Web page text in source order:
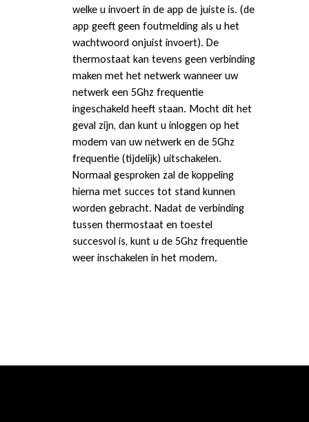
M
welke u invoert in de app de juiste is. (de
app geeft geen foutmelding als u het
wachtwoord onjuist invoert). De
thermostaat kan tevens geen verbinding
maken met het netwerk wanneer uw
netwerk een 5Ghz frequentie
ingeschakeld heeft staan. Mocht dit het
geval zijn, dan kunt u inloggen op het
modem van uw netwerk en de 5Ghz
frequentie (tijdelijk) uitschakelen.
Normaal gesproken zal de koppeling
hierna met succes tot stand kunnen
worden gebracht. Nadat de verbinding
tussen thermostaat en toestel
succesvol is, kunt u de 5Ghz frequentie
weer inschakelen in het modem.